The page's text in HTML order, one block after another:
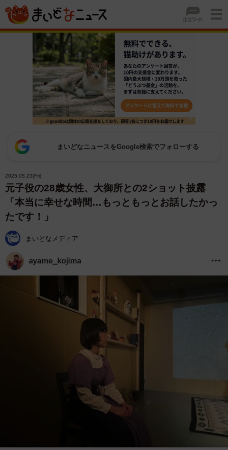
まいどなニュースをGoogle検索でフォローする
2025.05.23(Fri)
元子役の28歳女性、大御所との2ショット披露
「本当に幸せな時間…もっともっとお話したかっ
たです！」
まいどなメディア